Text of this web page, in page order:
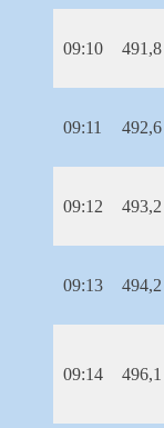
09:10 491,8
09:11 492,6
09:12 493,2
09:13 494,2
09:14 496,1